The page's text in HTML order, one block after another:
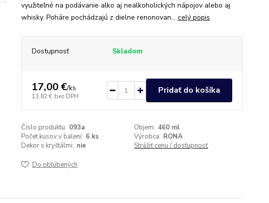
využiteľné na podávanie alko aj nealkoholických nápojov alebo aj
whisky. Poháre pochádzajú z dielne renonovan... celý popis
Dostupnosť Skladom
17,00 €/ks
13,82 € bez DPH
Pridať do košíka
Číslo produktu: 093a Objem: 460 ml
Počet kusov v balení: 6 ks Výrobca: RONA
Dekor s kryštálmi: nie Strážiť cenu / dostupnosť
Do obľúbených